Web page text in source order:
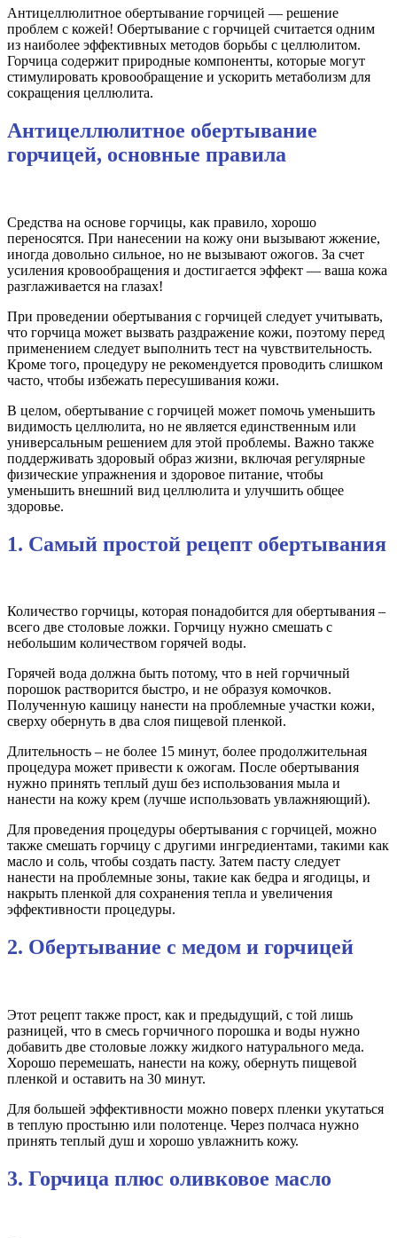
Антицеллюлитное обертывание горчицей — решение
проблем с кожей! Обертывание с горчицей считается одним
из наиболее эффективных методов борьбы с целлюлитом.
Горчица содержит природные компоненты, которые могут
стимулировать кровообращение и ускорить метаболизм для
сокращения целлюлита.
Антицеллюлитное обертывание
горчицей, основные правила
Средства на основе горчицы, как правило, хорошо
переносятся. При нанесении на кожу они вызывают жжение,
иногда довольно сильное, но не вызывают ожогов. За счет
усиления кровообращения и достигается эффект — ваша кожа
разглаживается на глазах!
При проведении обертывания с горчицей следует учитывать,
что горчица может вызвать раздражение кожи, поэтому перед
применением следует выполнить тест на чувствительность.
Кроме того, процедуру не рекомендуется проводить слишком
часто, чтобы избежать пересушивания кожи.
В целом, обертывание с горчицей может помочь уменьшить
видимость целлюлита, но не является единственным или
универсальным решением для этой проблемы. Важно также
поддерживать здоровый образ жизни, включая регулярные
физические упражнения и здоровое питание, чтобы
уменьшить внешний вид целлюлита и улучшить общее
здоровье.
1. Самый простой рецепт обертывания
Количество горчицы, которая понадобится для обертывания –
всего две столовые ложки. Горчицу нужно смешать с
небольшим количеством горячей воды.
Горячей вода должна быть потому, что в ней горчичный
порошок растворится быстро, и не образуя комочков.
Полученную кашицу нанести на проблемные участки кожи,
сверху обернуть в два слоя пищевой пленкой.
Длительность – не более 15 минут, более продолжительная
процедура может привести к ожогам. После обертывания
нужно принять теплый душ без использования мыла и
нанести на кожу крем (лучше использовать увлажняющий).
Для проведения процедуры обертывания с горчицей, можно
также смешать горчицу с другими ингредиентами, такими как
масло и соль, чтобы создать пасту. Затем пасту следует
нанести на проблемные зоны, такие как бедра и ягодицы, и
накрыть пленкой для сохранения тепла и увеличения
эффективности процедуры.
2. Обертывание с медом и горчицей
Этот рецепт также прост, как и предыдущий, с той лишь
разницей, что в смесь горчичного порошка и воды нужно
добавить две столовые ложку жидкого натурального меда.
Хорошо перемешать, нанести на кожу, обернуть пищевой
пленкой и оставить на 30 минут.
Для большей эффективности можно поверх пленки укутаться
в теплую простыню или полотенце. Через полчаса нужно
принять теплый душ и хорошо увлажнить кожу.
3. Горчица плюс оливковое масло